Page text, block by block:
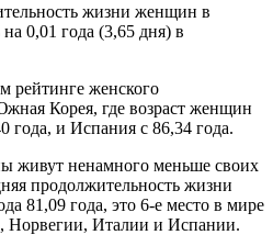
жизни женщин в
0,01 года (3,65 дня) в
рейтинге женского
Корея, где возраст женщин
года, и Испания с 86,34 года.
живут ненамного меньше своих
продолжительность жизни
81,09 года, это 6-е место в мире
Италии и Испании.